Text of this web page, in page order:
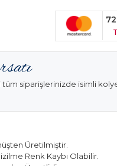
tüm siparişlerinizde isimli
Üretilmiştir.
Renk Kaybı Olabilir.